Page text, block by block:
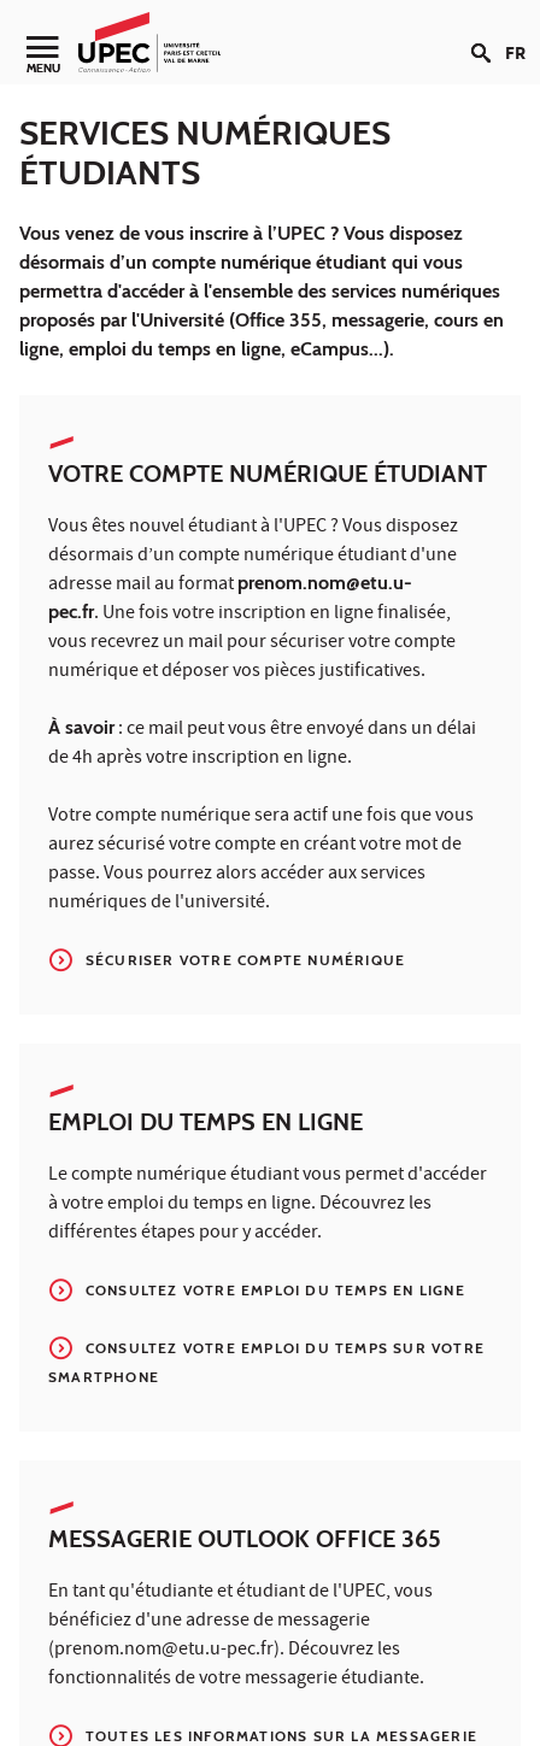
Aller au contenu
Navigation secondaire
MENU FR
SERVICES NUMÉRIQUES
ÉTUDIANTS
Vous venez de vous inscrire à l’UPEC ? Vous disposez
désormais d’un compte numérique étudiant qui vous
permettra d'accéder à l'ensemble des services numériques
proposés par l'Université (Office 355, messagerie, cours en
ligne, emploi du temps en ligne, eCampus...).
VOTRE COMPTE NUMÉRIQUE ÉTUDIANT
Vous êtes nouvel étudiant à l'UPEC ? Vous disposez
désormais d’un compte numérique étudiant d'une
adresse mail au format prenom.nom@etu.u-
pec.fr. Une fois votre inscription en ligne finalisée,
vous recevrez un mail pour sécuriser votre compte
numérique et déposer vos pièces justificatives.
À savoir: ce mail peut vous être envoyé dans un délai
de 4h après votre inscription en ligne.
Votre compte numérique sera actif une fois que vous
aurez sécurisé votre compte en créant votre mot de
passe. Vous pourrez alors accéder aux services
numériques de l'université.
SÉCURISER VOTRE COMPTE NUMÉRIQUE
EMPLOI DU TEMPS EN LIGNE
Le compte numérique étudiant vous permet d'accéder
à votre emploi du temps en ligne. Découvrez les
différentes étapes pour y accéder.
CONSULTEZ VOTRE EMPLOI DU TEMPS EN LIGNE
CONSULTEZ VOTRE EMPLOI DU TEMPS SUR VOTRE
SMARTPHONE
MESSAGERIE OUTLOOK OFFICE 365
En tant qu'étudiante et étudiant de l'UPEC, vous
bénéficiez d'une adresse de messagerie
(prenom.nom@etu.u-pec.fr). Découvrez les
fonctionnalités de votre messagerie étudiante.
TOUTES LES INFORMATIONS SUR LA MESSAGERIE